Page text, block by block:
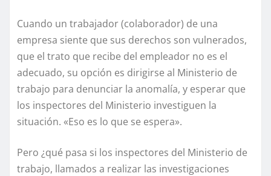
Cuando un trabajador (colaborador) de una
empresa siente que sus derechos son vulnerados,
que el trato que recibe del empleador no es el
adecuado, su opción es dirigirse al Ministerio de
trabajo para denunciar la anomalía, y esperar que
los inspectores del Ministerio investiguen la
situación. «Eso es lo que se espera».
Pero ¿qué pasa si los inspectores del Ministerio de
trabajo, llamados a realizar las investigaciones